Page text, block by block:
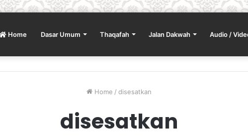
Home Dasar Umum Thaqafah Jalan Dakwah Audio /
Home / disesatkan
disesatkan